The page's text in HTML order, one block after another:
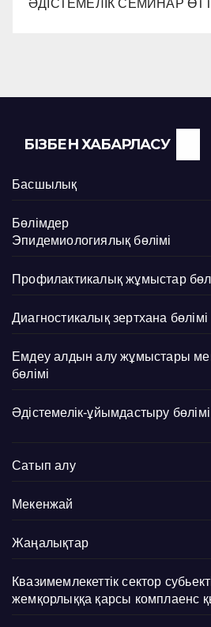
ӘДІСТЕМЕЛІК СЕМИНАР
БІЗБЕН ХАБАРЛАСУ
Басшылық
Бөлімдер
Эпидемиологиялық бөлімі
Профилактикалық жұмыстар
Диагностикалық зертхана бөлімі
Емдеу алдын алу жұмыстары
бөлімі
Әдістемелік-ұйымдастыру бөлімі
Сатып алу
Мекенжай
Жаңалықтар
Квазимемлекеттік сектор
жемқорлыққа қарсы комплаенс